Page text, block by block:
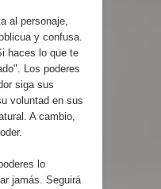
al personaje,
y confusa.
haces lo que te
Los poderes
siga sus
voluntad en sus
A cambio,
lo
jamás. Seguirá